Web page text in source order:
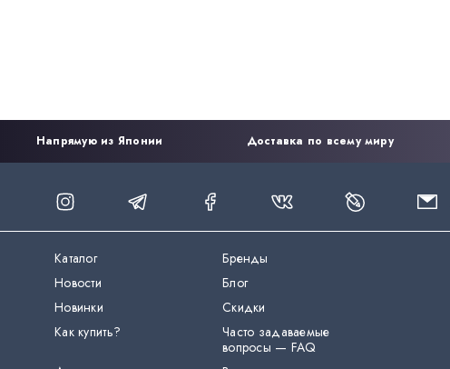
Напрямую из Японии Доставка по всему миру
Каталог
Бренды
Новости
Блог
Новинки
Скидки
Как купить?
Часто задаваемые
вопросы — FAQ